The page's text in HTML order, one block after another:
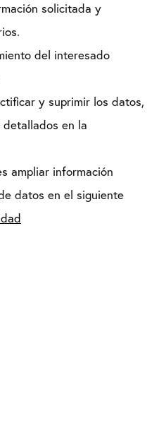
solicitada y
del interesado
y suprimir los datos,
en la
ampliar información
datos en el siguiente